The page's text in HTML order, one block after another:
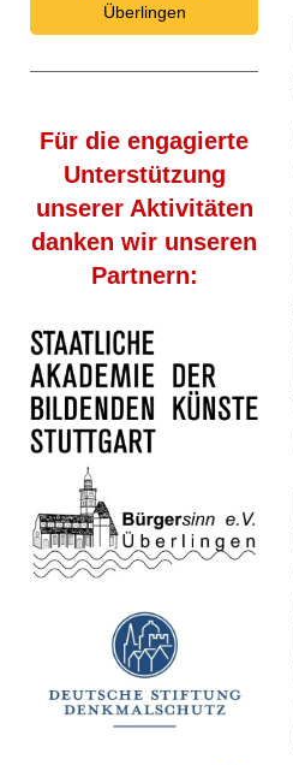
Überlingen
Für die engagierte
Unterstützung
unserer Aktivitäten
danken wir unseren
Partnern: